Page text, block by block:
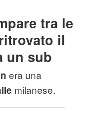
tra le
il
un sub
era una
milanese.